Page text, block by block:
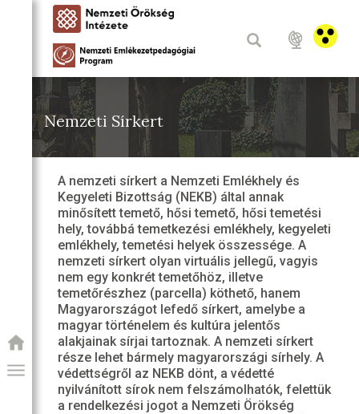
Nemzeti Sírkert
A nemzeti sírkert a Nemzeti Emlékhely és
Kegyeleti Bizottság (NEKB) által annak
minősített temető, hősi temető, hősi temetési
hely, továbbá temetkezési emlékhely, kegyeleti
emlékhely, temetési helyek összessége. A
nemzeti sírkert olyan virtuális jellegű, vagyis
nem egy konkrét temetőhöz, illetve
temetőrészhez (parcella) köthető, hanem
Magyarországot lefedő sírkert, amelybe a
magyar történelem és kultúra jelentős
alakjainak sírjai tartoznak. A nemzeti sírkert
része lehet bármely magyarországi sírhely. A
védettségről az NEKB dönt, a védetté
nyilvánított sírok nem felszámolhatók, felettük
a rendelkezési jogot a Nemzeti Örökség